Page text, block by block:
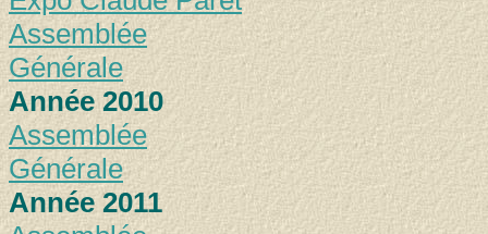
Assemblée
Générale
Année 2010
Assemblée
Générale
Année 2011